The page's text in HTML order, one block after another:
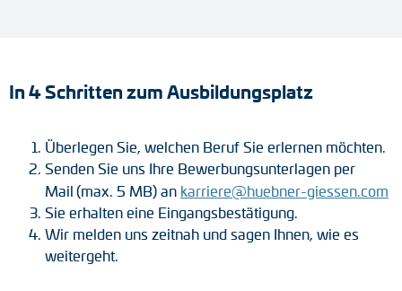
In 4 Schritten zum Ausbildungsplatz
Überlegen Sie, welchen Beruf Sie erlernen möchten.
Senden Sie uns Ihre Bewerbungsunterlagen per
Mail (max. 5 MB) an karriere@huebner-giessen.com
Sie erhalten eine Eingangsbestätigung.
Wir melden uns zeitnah und sagen Ihnen, wie es
weitergeht.